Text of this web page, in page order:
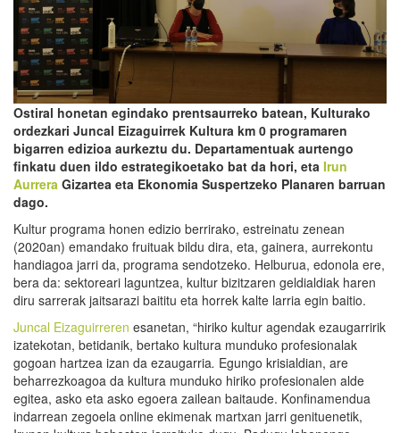
Ostiral honetan egindako prentsaurreko batean, Kulturako
ordezkari Juncal Eizaguirrek Kultura km 0 programaren
bigarren edizioa aurkeztu du. Departamentuak aurtengo
finkatu duen ildo estrategikoetako bat da hori, eta Irun
Aurrera Gizartea eta Ekonomia Suspertzeko Planaren barruan
dago.
Kultur programa honen edizio berrirako, estreinatu zenean
(2020an) emandako fruituak bildu dira, eta, gainera, aurrekontu
handiagoa jarri da, programa sendotzeko. Helburua, edonola ere,
bera da: sektoreari laguntzea, kultur bizitzaren geldialdiak haren
diru sarrerak jaitsarazi baititu eta horrek kalte larria egin baitio.
Juncal Eizaguirreren esanetan, “hiriko kultur agendak ezaugarririk
izatekotan, betidanik, bertako kultura munduko profesionalak
gogoan hartzea izan da ezaugarria. Egungo krisialdian, are
beharrezkoagoa da kultura munduko hiriko profesionalen alde
egitea, asko eta asko egoera zailean baitaude. Konfinamendua
indarrean zegoela online ekimenak martxan jarri genituenetik,